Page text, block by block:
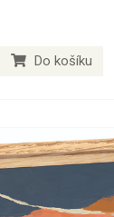
Do košíku